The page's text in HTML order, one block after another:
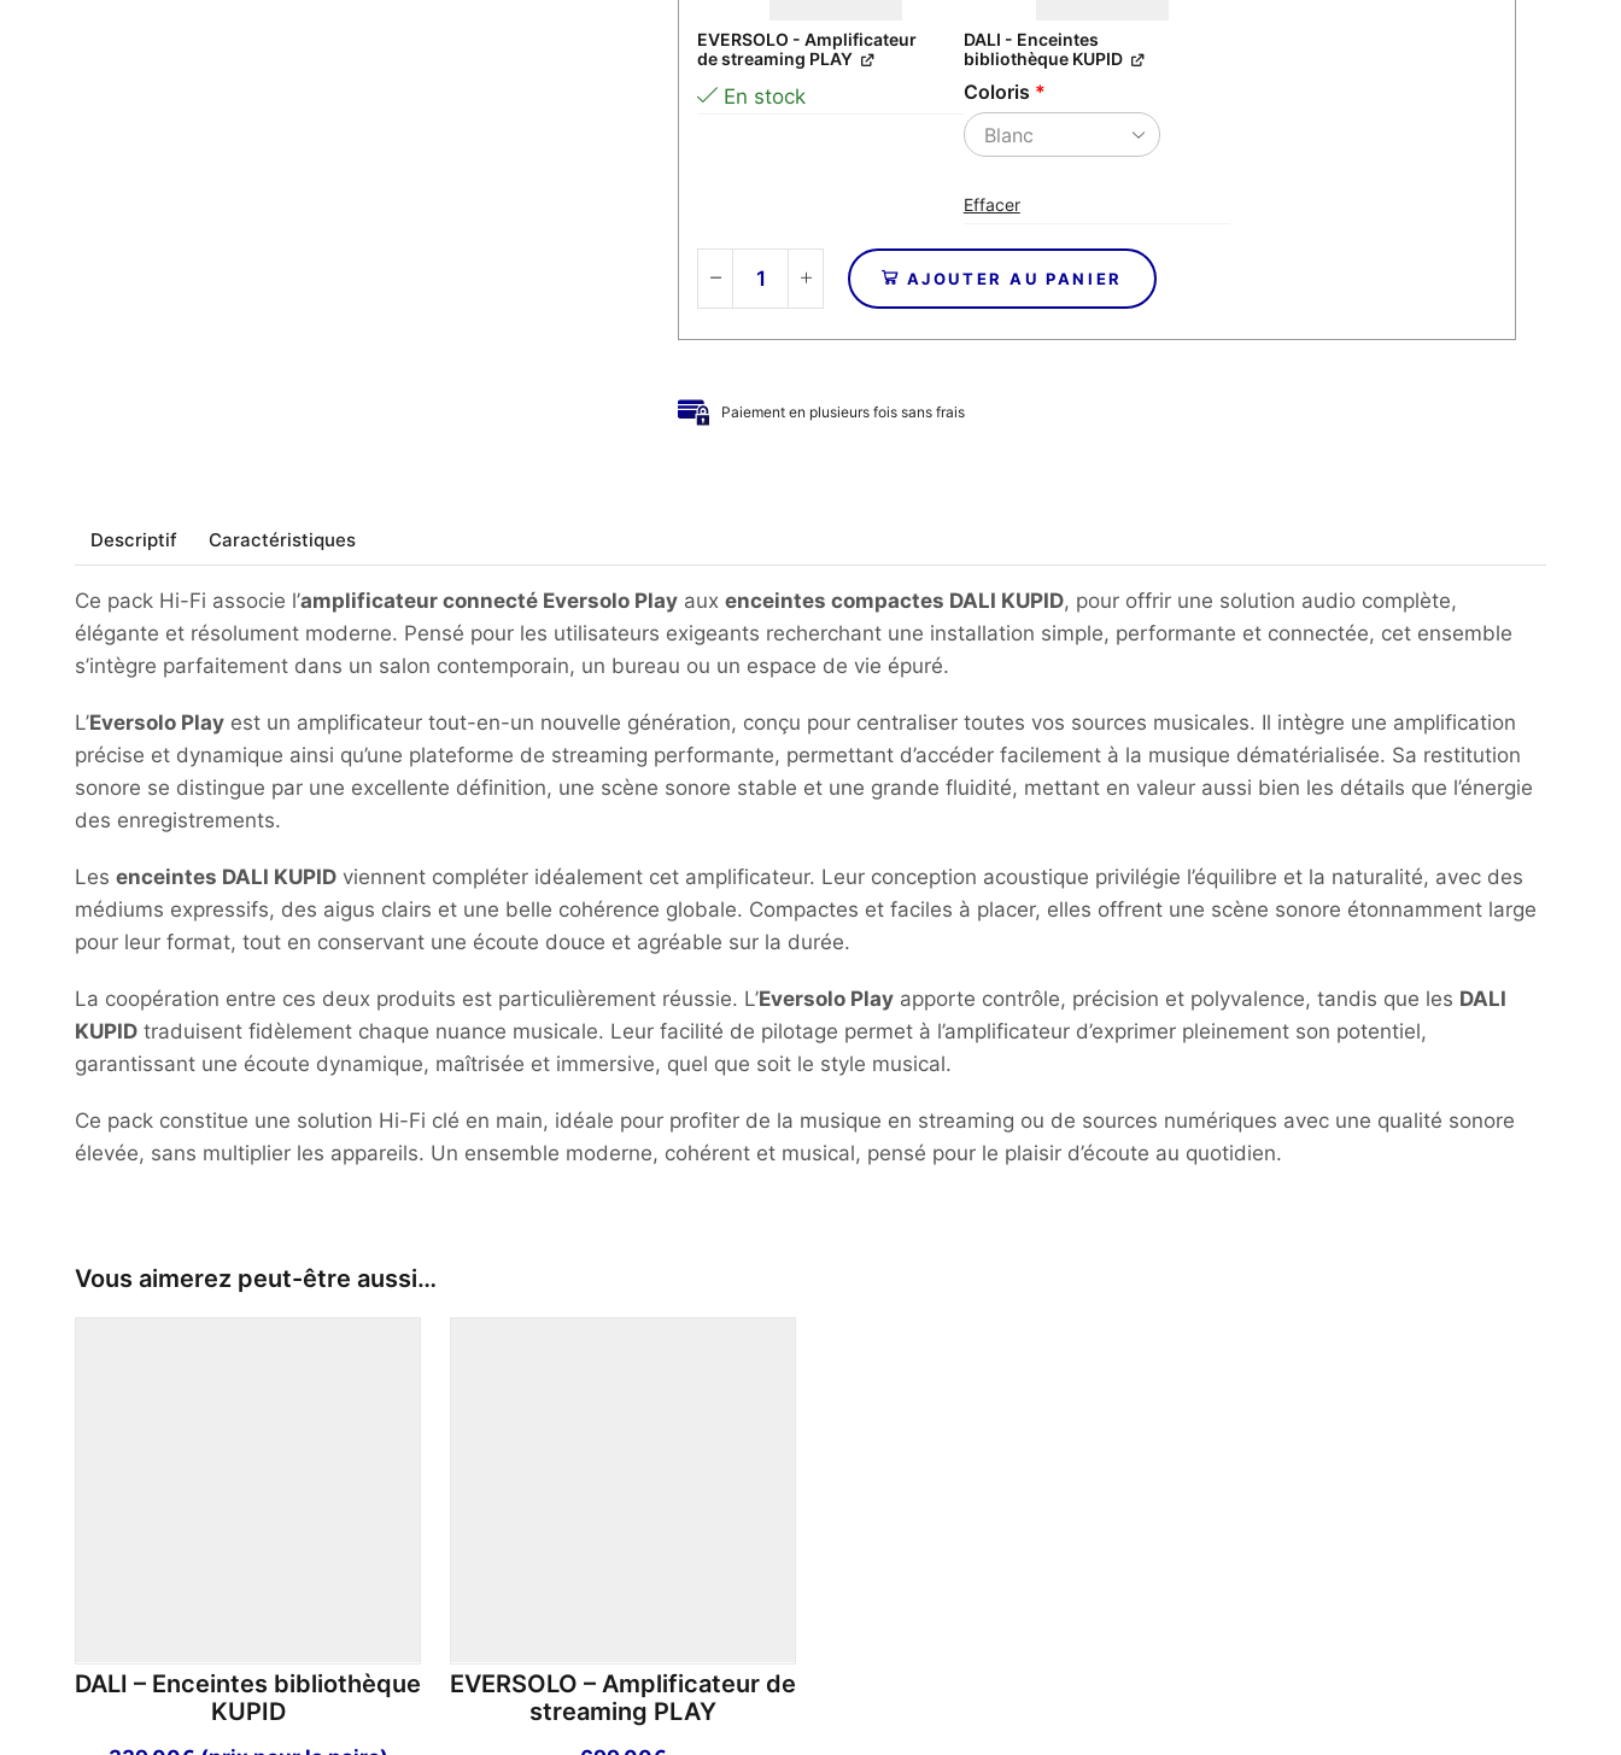
EVERSOLO - Amplificateur
de streaming PLAY
En stock
DALI - Enceintes
bibliothèque KUPID
Coloris *
Effacer
quantité
de
EVERSOLO
Pack
KUPID
AJOUTER AU PANIER
Paiement en plusieurs fois sans frais
Descriptif Caractéristiques
Ce pack Hi-Fi associe l’amplificateur connecté Eversolo Play aux enceintes compactes DALI KUPID, pour offrir une solution audio complète,
élégante et résolument moderne. Pensé pour les utilisateurs exigeants recherchant une installation simple, performante et connectée, cet ensemble
s’intègre parfaitement dans un salon contemporain, un bureau ou un espace de vie épuré.
L’Eversolo Play est un amplificateur tout-en-un nouvelle génération, conçu pour centraliser toutes vos sources musicales. Il intègre une amplification
précise et dynamique ainsi qu’une plateforme de streaming performante, permettant d’accéder facilement à la musique dématérialisée. Sa restitution
sonore se distingue par une excellente définition, une scène sonore stable et une grande fluidité, mettant en valeur aussi bien les détails que l’énergie
des enregistrements.
Les enceintes DALI KUPID viennent compléter idéalement cet amplificateur. Leur conception acoustique privilégie l’équilibre et la naturalité, avec des
médiums expressifs, des aigus clairs et une belle cohérence globale. Compactes et faciles à placer, elles offrent une scène sonore étonnamment large
pour leur format, tout en conservant une écoute douce et agréable sur la durée.
La coopération entre ces deux produits est particulièrement réussie. L’Eversolo Play apporte contrôle, précision et polyvalence, tandis que les DALI
KUPID traduisent fidèlement chaque nuance musicale. Leur facilité de pilotage permet à l’amplificateur d’exprimer pleinement son potentiel,
garantissant une écoute dynamique, maîtrisée et immersive, quel que soit le style musical.
Ce pack constitue une solution Hi-Fi clé en main, idéale pour profiter de la musique en streaming ou de sources numériques avec une qualité sonore
élevée, sans multiplier les appareils. Un ensemble moderne, cohérent et musical, pensé pour le plaisir d’écoute au quotidien.
Vous aimerez peut-être aussi…
DALI – Enceintes bibliothèque
KUPID
EVERSOLO – Amplificateur de
streaming PLAY